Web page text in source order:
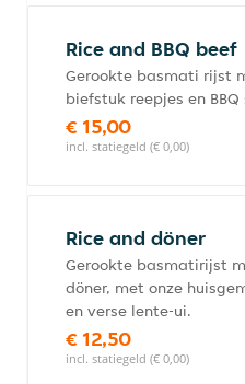
Rice and BBQ beef
Gerookte basmati rijst
biefstuk reepjes en BBQ
€ 15,00
incl. statiegeld (€ 0,00)
Rice and döner
Gerookte basmatirijst
döner, met onze
en verse lente-ui.
€ 12,50
incl. statiegeld (€ 0,00)